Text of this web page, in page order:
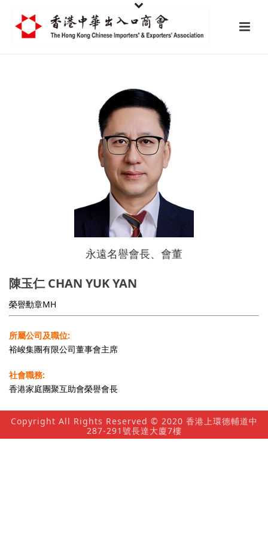
永遠名譽會長、會董
陳玉仁 CHAN YUK YAN
榮譽勳章MH
所屬公司及職位:
裕峻集團有限公司董事會主席
社會職務:
香港家庭團聚互助會榮譽會長
Copyright All Rights Reserved © 2020 香港上環德輔道中
287-291號長達大廈7樓